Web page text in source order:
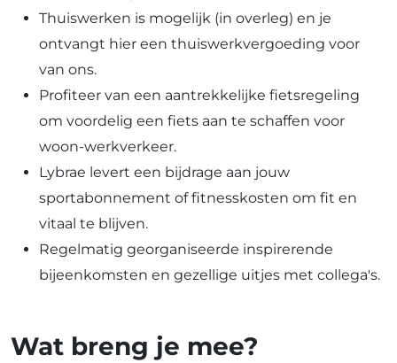
Thuiswerken is mogelijk (in overleg) en je
ontvangt hier een thuiswerkvergoeding voor
van ons.
Profiteer van een aantrekkelijke fietsregeling
om voordelig een fiets aan te schaffen voor
woon-werkverkeer.
Lybrae levert een bijdrage aan jouw
sportabonnement of fitnesskosten om fit en
vitaal te blijven.
Regelmatig georganiseerde inspirerende
bijeenkomsten en gezellige uitjes met collega's.
Wat breng je mee?